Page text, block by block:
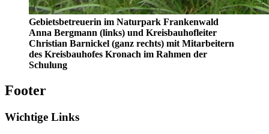
Gebietsbetreuerin im Naturpark Frankenwald
Anna Bergmann (links) und Kreisbauhofleiter
Christian Barnickel (ganz rechts) mit Mitarbeitern
des Kreisbauhofes Kronach im Rahmen der
Schulung
Footer
Wichtige Links